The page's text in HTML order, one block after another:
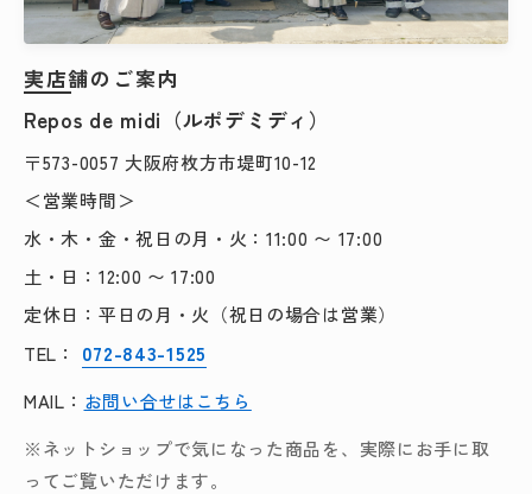
実店舗のご案内
Repos de midi（ルポデミディ）
〒573-0057 大阪府枚方市堤町10-12
＜営業時間＞
水・木・金・祝日の月・火：11:00 〜 17:00
土・日：12:00 〜 17:00
定休日：平日の月・火（祝日の場合は営業）
TEL：
072-843-1525
MAIL： お問い合せはこちら
※ネットショップで気になった商品を、実際にお手に取
ってご覧いただけます。